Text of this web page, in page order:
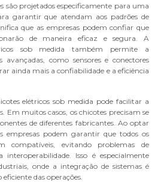
são projetados especificamente para uma
garantir que atendam aos padrões de
que as empresas podem confiar que
de maneira eficaz e segura. A
sob medida também permite a
como sensores e conectores
ainda mais a confiabilidade e a eficiência
elétricos sob medida pode facilitar a
Em muitos casos, os chicotes precisam se
de diferentes fabricantes. Ao optar
empresas podem garantir que todos os
compatíveis, evitando problemas de
Isso é especialmente
onde a integração de sistemas é
das operações.